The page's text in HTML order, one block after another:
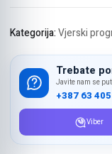
Kategorija:Vjerski
Trebate
Javite nam se
+387 63
Viber